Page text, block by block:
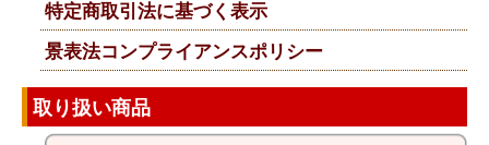
特定商取引法に基づく表示
景表法コンプライアンスポリシー
取り扱い商品